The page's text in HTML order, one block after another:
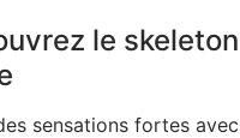
le
sensations fortes